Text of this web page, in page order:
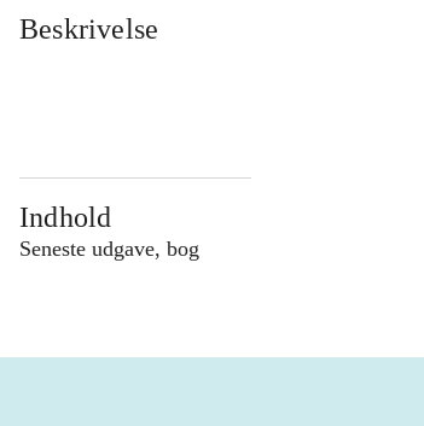
Beskrivelse
Indhold
Seneste udgave, bog